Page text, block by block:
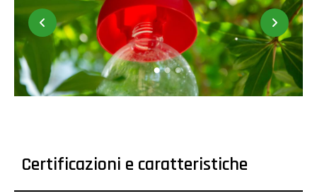
Certificazioni e caratteristiche